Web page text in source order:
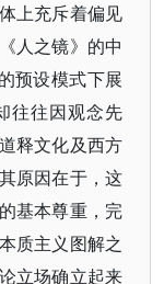
上充斥着偏见
人之镜》的中
预设模式下展
往往因观念先
释文化及西方
原因在于，这
基本尊重，完
质主义图解之
立场确立起来